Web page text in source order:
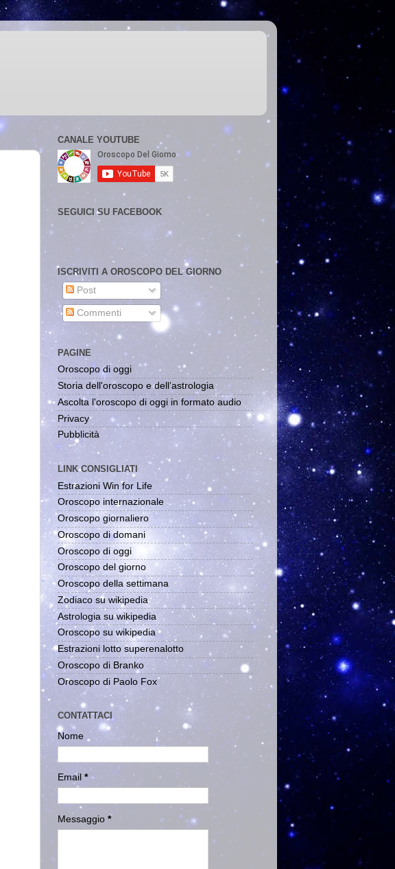
CANALE YOUTUBE
SEGUICI SU FACEBOOK
ISCRIVITI A OROSCOPO DEL GIORNO
Post
Commenti
PAGINE
Oroscopo di oggi
Storia dell'oroscopo e dell'astrologia
Ascolta l'oroscopo di oggi in formato audio
Privacy
Pubblicità
LINK CONSIGLIATI
Estrazioni Win for Life
Oroscopo internazionale
Oroscopo giornaliero
Oroscopo di domani
Oroscopo di oggi
Oroscopo del giorno
Oroscopo della settimana
Zodiaco su wikipedia
Astrologia su wikipedia
Oroscopo su wikipedia
Estrazioni lotto superenalotto
Oroscopo di Branko
Oroscopo di Paolo Fox
CONTATTACI
Nome
Email *
Messaggio *